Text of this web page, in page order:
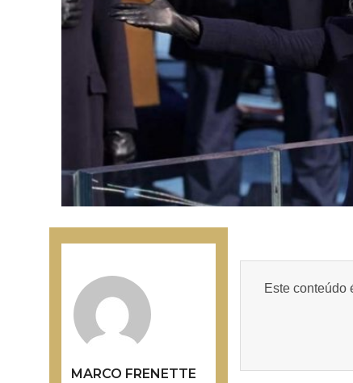
MARCO FRENETTE
Este conteúdo